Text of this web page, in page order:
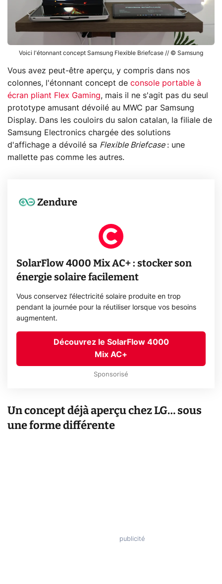
Voici l'étonnant concept Samsung Flexible Briefcase // © Samsung
Vous avez peut-être aperçu, y compris dans nos
colonnes, l'étonnant concept de console portable à
écran pliant Flex Gaming, mais il ne s'agit pas du seul
prototype amusant dévoilé au MWC par Samsung
Display. Dans les couloirs du salon catalan, la filiale de
Samsung Electronics chargée des solutions
d'affichage a dévoilé sa Flexible Briefcase : une
mallette pas comme les autres.
Zendure
SolarFlow 4000 Mix AC+ : stocker son
énergie solaire facilement
Vous conservez l’électricité solaire produite en trop
pendant la journée pour la réutiliser lorsque vos besoins
augmentent.
Découvrez le SolarFlow 4000
Mix AC+
Sponsorisé
Un concept déjà aperçu chez LG… sous
une forme différente